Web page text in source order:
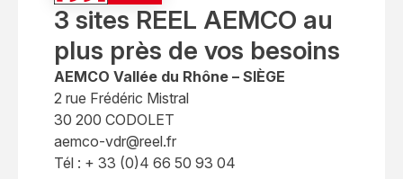
3 sites REEL AEMCO au
plus près de vos besoins
AEMCO Vallée du Rhône – SIÈGE
2 rue Frédéric Mistral
30 200 CODOLET
aemco-vdr@reel.fr
Tél : + 33 (0)4 66 50 93 04